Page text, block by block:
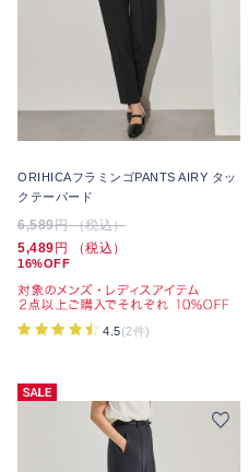
ORIHICAフラミンゴPANTS AIRY タッ
クテーパード
6,589円 （税込）
5,489円 （税込）
16%OFF
4.5(2件)